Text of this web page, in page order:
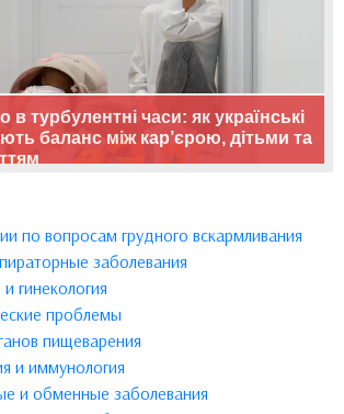
в турбулентні часи: як українські
баланс між кар’єрою, дітьми та
по вопросам грудного вскармливания
заболевания
гинекология
проблемы
пищеварения
и иммунология
и обменные заболевания